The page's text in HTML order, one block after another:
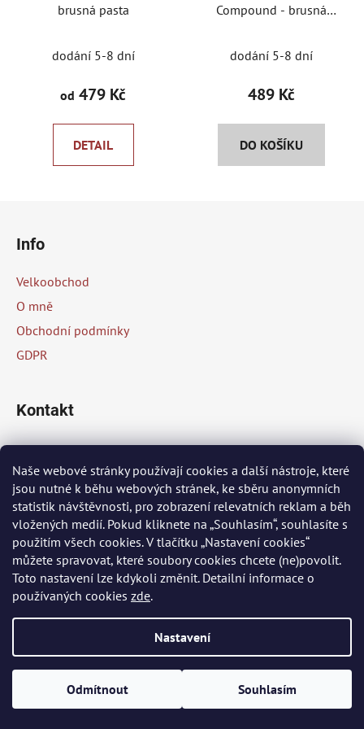
Naše webové stránky používají cookies a další nástroje, které
jsou nutné k běhu webových stránek, ke sběru anonymních
statistik návštěvnosti, pro zobrazení relevatních reklam a běh
vložených medií. Pokud kliknete na „Souhlasím“, souhlasíte s
použitím všech cookies. V tlačítku „Nastavení cookies“
můžete spravovat, které soubory cookies chcete (ne)povolit.
Toto nastavení lze kdykoli změnit. Detailní informace o
používaných cookies zde.
Nastavení
Odmítnout Souhlasím
brusná pasta
dodání 5-8 dní
od 479 Kč
DETAIL
Compound - brusná
dodání 5-8 dní
489 Kč
DO KOŠÍKU
Info
Velkoobchod
O mně
Obchodní podmínky
GDPR
Kontakt
+420 778 002 430
Přijímáme online platby
Vytvořil Shoptet
Copyright 2026PĚKNÁ KLASIKA
. Všechna práva vyhrazena.
Upravit nastavení cookies